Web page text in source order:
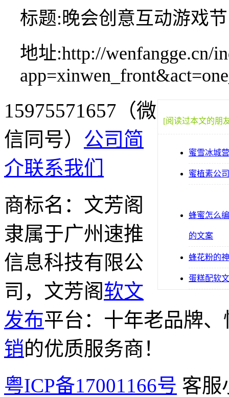
标题:晚会创意互动游戏
地址:http://wenfangge.cn/
[阅读过本文的朋
蜜雪冰城
蜜植素公
蜂蜜怎么
的文案
蜂花粉的
蛋糕配软
15975571657（微
信同号） 公司简
介联系我们
商标名：文芳阁
隶属于广州速推
信息科技有限公
司，文芳阁软文
发布平台：十年老品牌
销的优质服务商！
粤ICP备17001166号 客服